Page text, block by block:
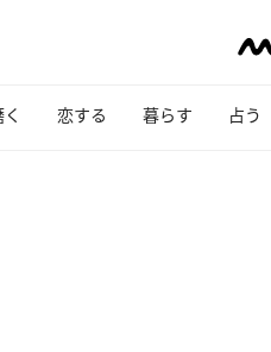
恋する 暮らす 占う